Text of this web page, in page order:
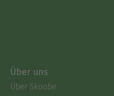
Über uns
Über Skoobe